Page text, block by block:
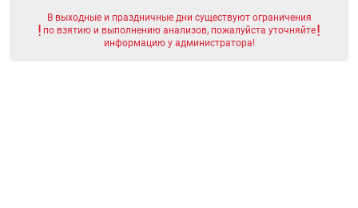
В выходные и праздничные дни существуют ограничения
по взятию и выполнению анализов, пожалуйста уточняйте
информацию у администратора!